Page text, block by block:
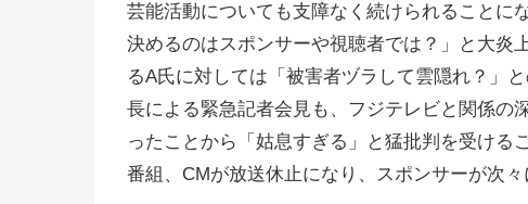
芸能活動についても支障なく続けられることに
決めるのはスポンサーや視聴者では？」と大炎
るA氏に対しては「被害者ヅラして雲隠れ？」
長による緊急記者会見も、フジテレビと関係の
ったことから「姑息すぎる」と猛批判を受ける
番組、CMが放送休止になり、スポンサーが次